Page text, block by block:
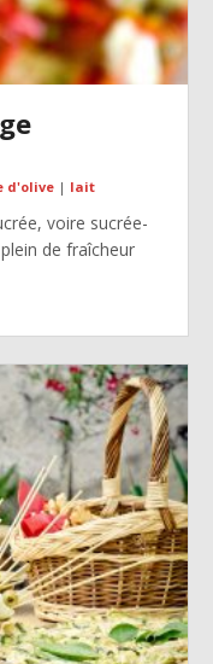
d'olive| lait
voire sucrée-
de fraîcheur